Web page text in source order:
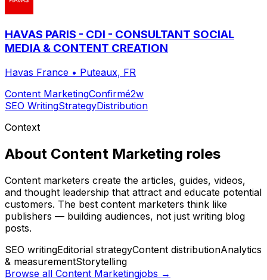
HAVAS PARIS - CDI - CONSULTANT SOCIAL
MEDIA & CONTENT CREATION
Havas France • Puteaux, FR
Content MarketingConfirmé2w
SEO WritingStrategyDistribution
Context
About Content Marketing roles
Content marketers create the articles, guides, videos,
and thought leadership that attract and educate potential
customers. The best content marketers think like
publishers — building audiences, not just writing blog
posts.
SEO writingEditorial strategyContent distributionAnalytics
& measurementStorytelling
Browse all Content Marketingjobs →